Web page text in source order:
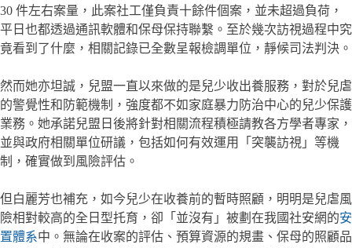
30 件左右案量，此案社工僅負責十餘件個案，並未超過負荷，
平日也都透過通訊軟體和保母保持聯繫。至於幾次訪視過程中究
竟看到了什麼，相關記錄已全數呈報檢調單位，靜候司法判決。
然而她亦坦誠，兒盟一直以來做的是兒少收出養服務，對於兒虐
的警覺性和防範機制，強度都不如家庭暴力防治中心的兒少保護
業務。她承諾兒盟日後將針對相關流程積極請教各方學者專家，
並與政府相關單位研議，包括如何有效運用「突襲訪視」等機
制，確實做到風險評估。
但白麗芳也補充，如今兒少在收養前的暫時照顧，明明是兒虐風
險相對較高的全日型托育，卻「並沒有」被劃在我國社安網的安
置體系中。無論在收案的評估、預算資源的規畫、保母的照顧品